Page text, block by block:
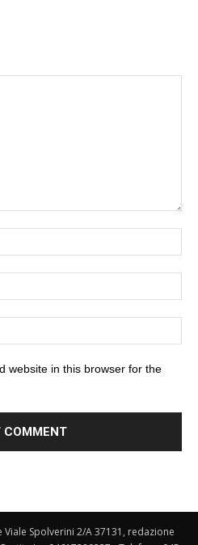
website in this browser for the
Viale Spolverini 2/A 37131, redazione